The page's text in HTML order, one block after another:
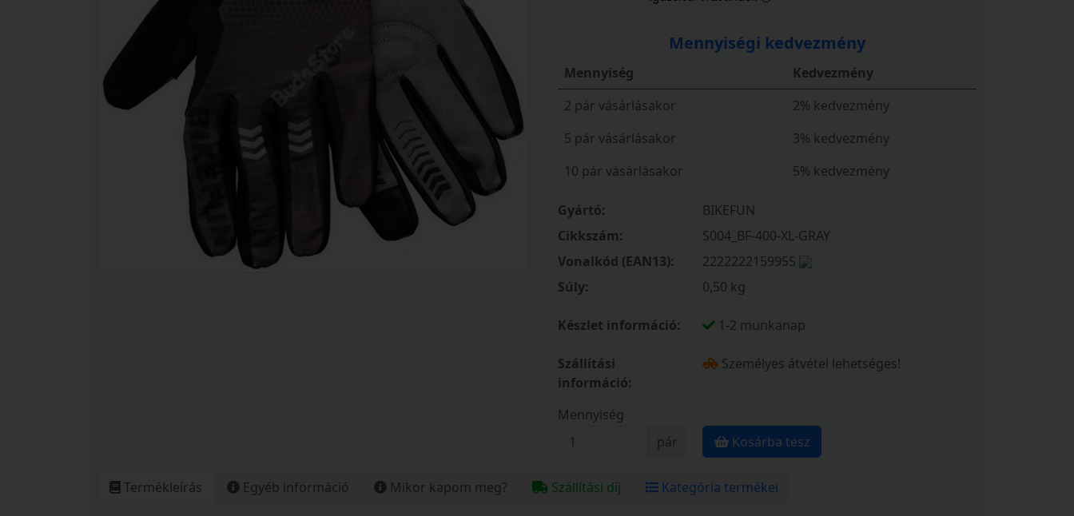
Mennyiségi kedvezmény
Mennyiség
Kedvezmény
2 pár vásárlásakor
2% kedvezmény
5 pár vásárlásakor
3% kedvezmény
10 pár vásárlásakor
5% kedvezmény
Gyártó:
BIKEFUN
Cikkszám:
S004_BF-400-XL-GRAY
Vonalkód (EAN13):
2222222159955
Súly:
0,50 kg
Készlet információ: 1-2 munkanap
Szállítási
információ:
Személyes átvétel lehetséges!
Mennyiség
pár
Kosárba tesz
Termékleírás Egyéb információ Mikor kapom meg? Szállítási díj Kategória termékei